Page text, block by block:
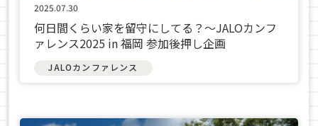
2025.07.30
何日間くらい家を留守にしてる？～JALOカンフ
ァレンス2025 in 福岡 参加後押し企画
JALOカンファレンス